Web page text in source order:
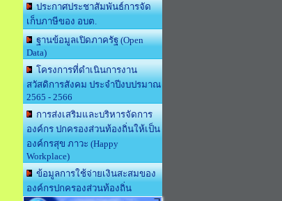
ประกาศประชาสัมพันธ์การจัด
เก็บภาษีของ อบต.
ฐานข้อมูลเปิดภาครัฐ (Open
Data)
โครงการที่ดำเนินการงาน
สวัสดิการสังคม ประจำปีงบปรมาณ
2565 - 2566
การส่งเสริมและบริหารจัดการ
องค์กร ปกครองส่วนท้องถิ่นให้เป็น
องค์กรสุข ภาวะ (Happy
Workplace)
ข้อมูลการใช้จ่ายเงินสะสมของ
องค์กรปกครองส่วนท้องถิ่น